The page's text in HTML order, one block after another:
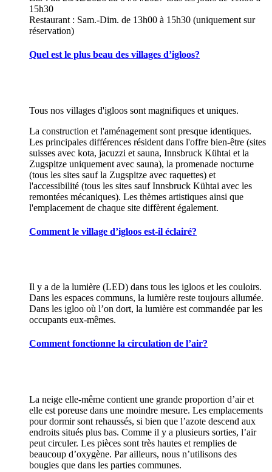
15h30
Restaurant : Sam.-Dim. de 13h00 à 15h30 (uniquement sur
réservation)
Quel est le plus beau des villages d’igloos?
Tous nos villages d'igloos sont magnifiques et uniques.
La construction et l'aménagement sont presque identiques.
Les principales différences résident dans l'offre bien-être (sites
suisses avec kota, jacuzzi et sauna, Innsbruck Kühtai et la
Zugspitze uniquement avec sauna), la promenade nocturne
(tous les sites sauf la Zugspitze avec raquettes) et
l'accessibilité (tous les sites sauf Innsbruck Kühtai avec les
remontées mécaniques). Les thèmes artistiques ainsi que
l'emplacement de chaque site diffèrent également.
Comment le village d’igloos est-il éclairé?
Il y a de la lumière (LED) dans tous les igloos et les couloirs.
Dans les espaces communs, la lumière reste toujours allumée.
Dans les igloo où l’on dort, la lumière est commandée par les
occupants eux-mêmes.
Comment fonctionne la circulation de l’air?
La neige elle-même contient une grande proportion d’air et
elle est poreuse dans une moindre mesure. Les emplacements
pour dormir sont rehaussés, si bien que l’azote descend aux
endroits situés plus bas. Comme il y a plusieurs sorties, l’air
peut circuler. Les pièces sont très hautes et remplies de
beaucoup d’oxygène. Par ailleurs, nous n’utilisons des
bougies que dans les parties communes.